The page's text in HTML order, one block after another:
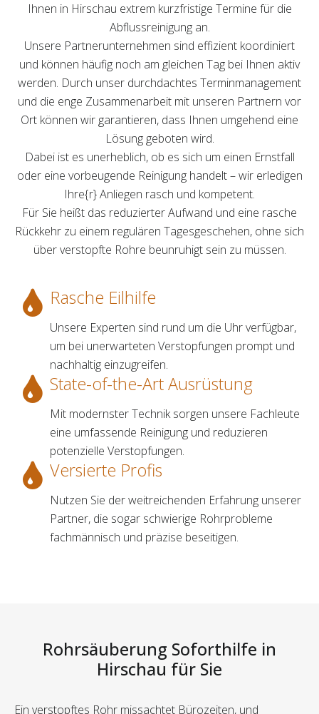
Ihnen in Hirschau extrem kurzfristige Termine für die
Abflussreinigung an.
Unsere Partnerunternehmen sind effizient koordiniert
und können häufig noch am gleichen Tag bei Ihnen aktiv
werden. Durch unser durchdachtes Terminmanagement
und die enge Zusammenarbeit mit unseren Partnern vor
Ort können wir garantieren, dass Ihnen umgehend eine
Lösung geboten wird.
Dabei ist es unerheblich, ob es sich um einen Ernstfall
oder eine vorbeugende Reinigung handelt – wir erledigen
Ihre{r} Anliegen rasch und kompetent.
Für Sie heißt das reduzierter Aufwand und eine rasche
Rückkehr zu einem regulären Tagesgeschehen, ohne sich
über verstopfte Rohre beunruhigt sein zu müssen.
Rasche Eilhilfe
Unsere Experten sind rund um die Uhr verfügbar,
um bei unerwarteten Verstopfungen prompt und
nachhaltig einzugreifen.
State-of-the-Art Ausrüstung
Mit modernster Technik sorgen unsere Fachleute
eine umfassende Reinigung und reduzieren
potenzielle Verstopfungen.
Versierte Profis
Nutzen Sie der weitreichenden Erfahrung unserer
Partner, die sogar schwierige Rohrprobleme
fachmännisch und präzise beseitigen.
Rohrsäuberung Soforthilfe in
Hirschau für Sie
Ein verstopftes Rohr missachtet Bürozeiten, und